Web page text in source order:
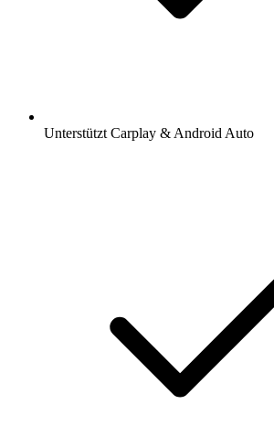
Unterstützt Carplay & Android Auto